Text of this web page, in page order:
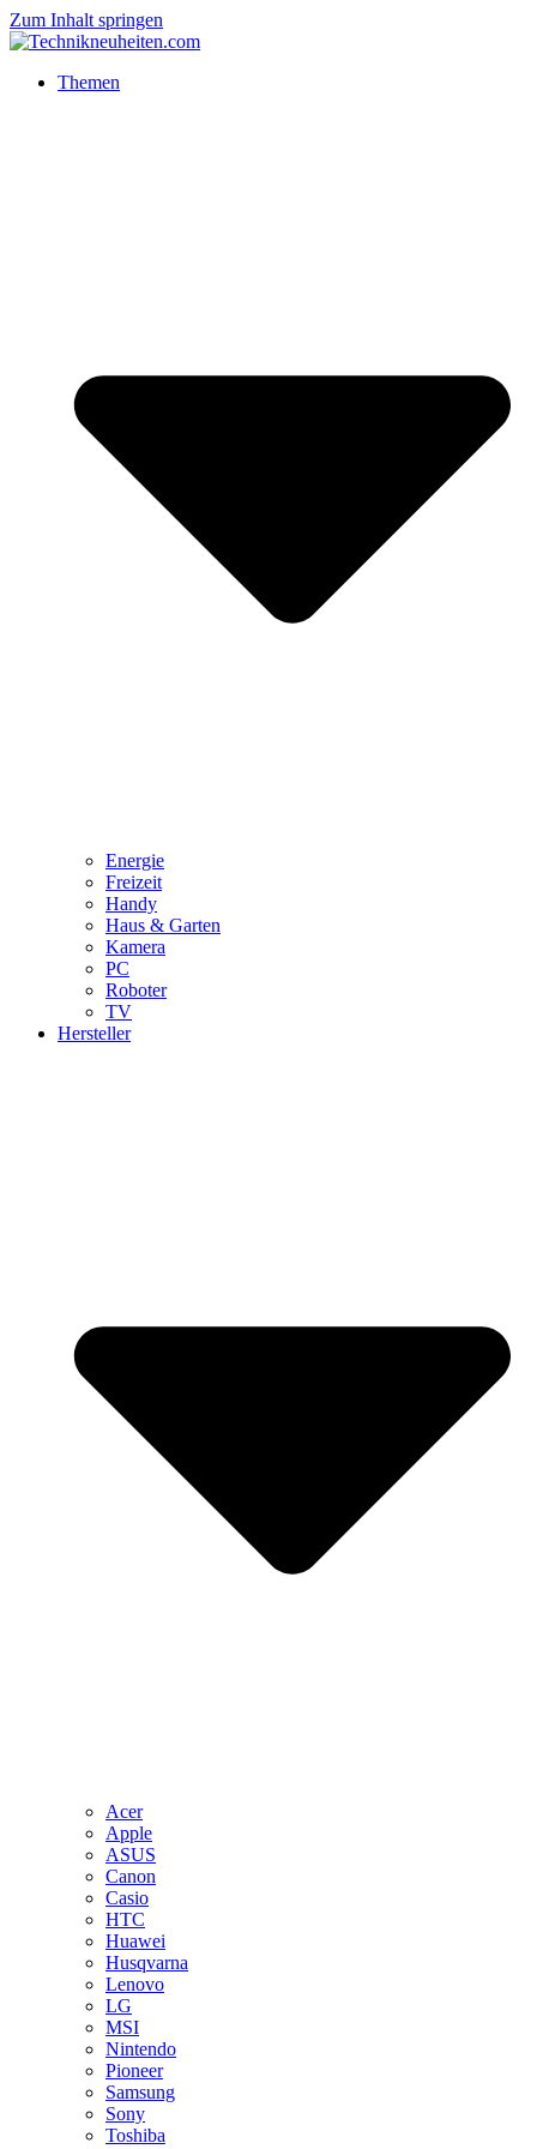
Zum Inhalt springen
Themen
Energie
Freizeit
Handy
Haus & Garten
Kamera
PC
Roboter
TV
Hersteller
Acer
Apple
ASUS
Canon
Casio
HTC
Huawei
Husqvarna
Lenovo
LG
MSI
Nintendo
Pioneer
Samsung
Sony
Toshiba